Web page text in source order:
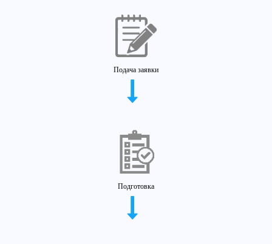
Подача заявки
Подготовка